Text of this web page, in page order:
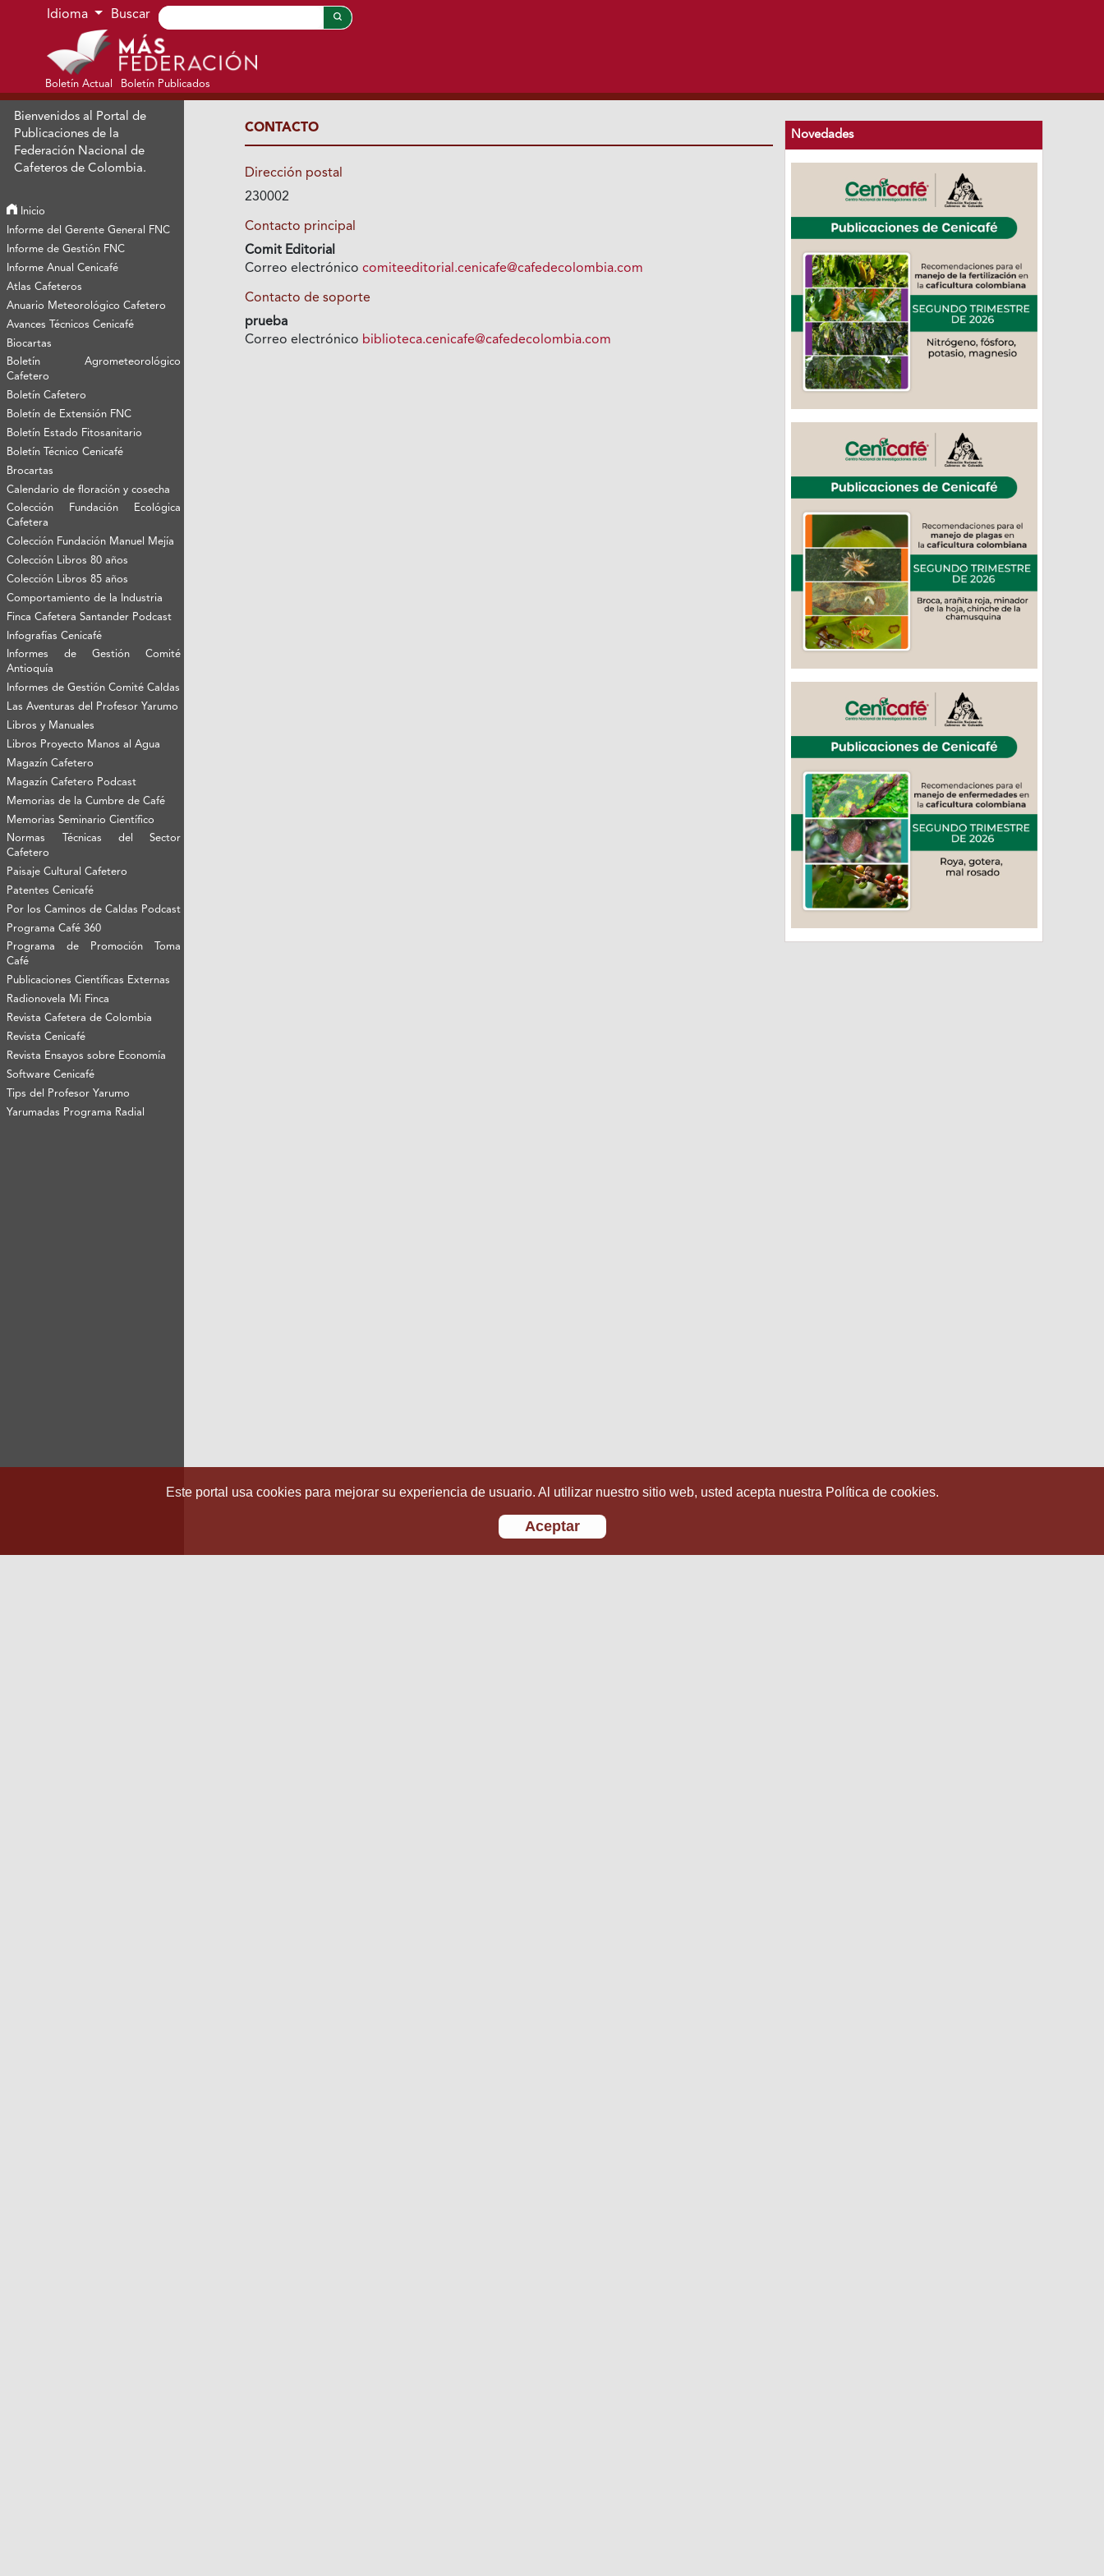
Ir al menú de navegación principal
Ir al contenido principal
Ir al pie de página del sitio
Idioma Buscar
Boletín Actual Boletín Publicados
Bienvenidos al Portal de
Publicaciones de la
Federación Nacional de
Cafeteros de Colombia.
Inicio
Informe del Gerente General FNC
Informe de Gestión FNC
Informe Anual Cenicafé
Atlas Cafeteros
Anuario Meteorológico Cafetero
Avances Técnicos Cenicafé
Biocartas
Boletín Agrometeorológico
Cafetero
Boletín Cafetero
Boletín de Extensión FNC
Boletín Estado Fitosanitario
Boletín Técnico Cenicafé
Brocartas
Calendario de floración y cosecha
Colección Fundación Ecológica
Cafetera
Colección Fundación Manuel Mejía
Colección Libros 80 años
Colección Libros 85 años
Comportamiento de la Industria
Finca Cafetera Santander Podcast
Infografías Cenicafé
Informes de Gestión Comité
Antioquía
Informes de Gestión Comité Caldas
Las Aventuras del Profesor Yarumo
Libros y Manuales
Libros Proyecto Manos al Agua
Magazín Cafetero
Magazín Cafetero Podcast
Memorias de la Cumbre de Café
Memorias Seminario Científico
Normas Técnicas del Sector
Cafetero
Paisaje Cultural Cafetero
Patentes Cenicafé
Por los Caminos de Caldas Podcast
Programa Café 360
Programa de Promoción Toma
Café
Publicaciones Científicas Externas
Radionovela Mi Finca
Revista Cafetera de Colombia
Revista Cenicafé
Revista Ensayos sobre Economía
Software Cenicafé
Tips del Profesor Yarumo
Yarumadas Programa Radial
CONTACTO
Dirección postal
230002
Contacto principal
Comit Editorial
Correo electrónicocomiteeditorial.cenicafe@cafedecolombia.com
Contacto de soporte
prueba
Correo electrónico biblioteca.cenicafe@cafedecolombia.com
Novedades
Este portal usa cookies para mejorar su experiencia de usuario. Al utilizar nuestro sitio web, usted acepta nuestra Política de cookies.
Aceptar